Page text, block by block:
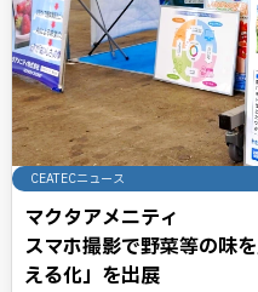
CEATECニュース
マクタアメニティ
スマホ撮影で野菜等の味
える化」を出展